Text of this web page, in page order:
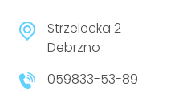
Strzelecka 2
Debrzno
059833-53-89